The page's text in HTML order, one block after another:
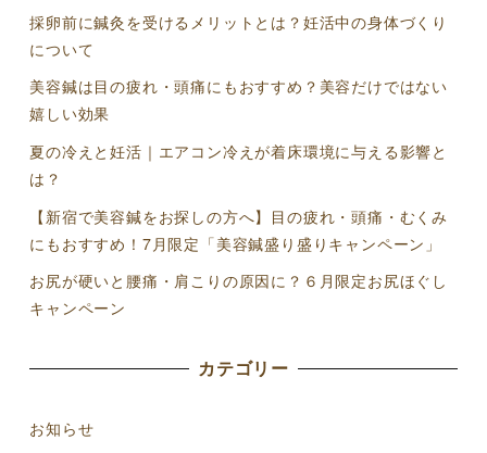
採卵前に鍼灸を受けるメリットとは？妊活中の身体づくり
について
美容鍼は目の疲れ・頭痛にもおすすめ？美容だけではない
嬉しい効果
夏の冷えと妊活｜エアコン冷えが着床環境に与える影響と
は？
【新宿で美容鍼をお探しの方へ】目の疲れ・頭痛・むくみ
にもおすすめ！7月限定「美容鍼盛り盛りキャンペーン」
お尻が硬いと腰痛・肩こりの原因に？６月限定お尻ほぐし
キャンペーン
カテゴリー
お知らせ